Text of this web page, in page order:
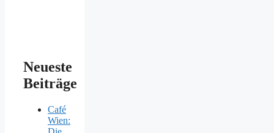
Neueste
Beiträge
Café
Wien: